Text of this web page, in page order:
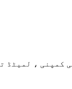
کمپنی ، لمیٹڈ